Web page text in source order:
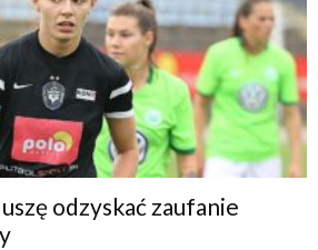
odzyskać zaufanie